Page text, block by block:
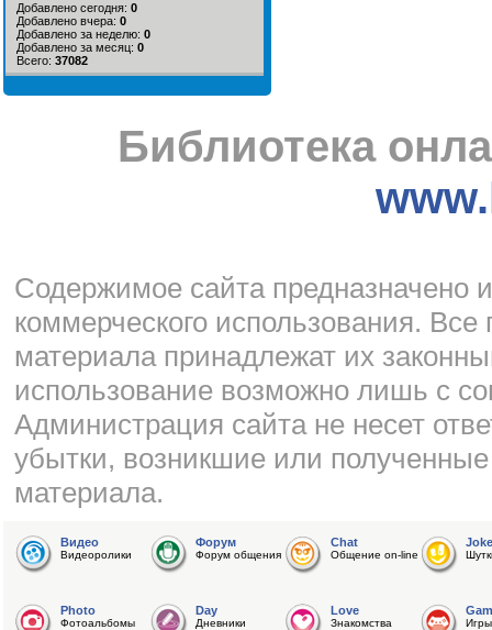
Добавлено сегодня: 0
Добавлено вчера: 0
Добавлено за неделю: 0
Добавлено за месяц: 0
Всего: 37082
Библиотека
Cодержимое сайта предназначено
коммерческого использования.
материала принадлежат их
использование возможно лишь с
Администрация сайта не несет
убытки, возникшие или
материала.
Видео
Видеоролики
Форум
Форум общения
Chat
Общение on-line
Joke
Photo
Фотоальбомы
Day
Дневники
Love
Знакомства Игры